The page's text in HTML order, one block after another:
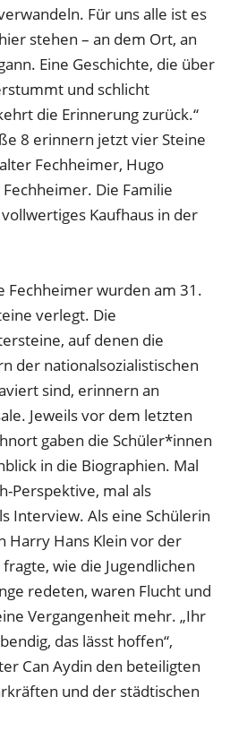
Für uns alle ist es
stehen – an dem Ort, an
Eine Geschichte, die über
und schlicht
die Erinnerung zurück.“
8 erinnern jetzt vier Steine
Fechheimer, Hugo
Die Familie
Kaufhaus in der
Fechheimer wurden am 31.
verlegt. Die
auf denen die
der nationalsozialistischen
sind, erinnern an
Jeweils vor dem letzten
gaben die Schüler*innen
in die Biographien. Mal
Perspektive, mal als
Interview. Als eine Schülerin
Harry Hans Klein vor der
wie die Jugendlichen
redeten, waren Flucht und
Vergangenheit mehr. „Ihr
das lässt hoffen“,
Can Aydin den beteiligten
und der städtischen